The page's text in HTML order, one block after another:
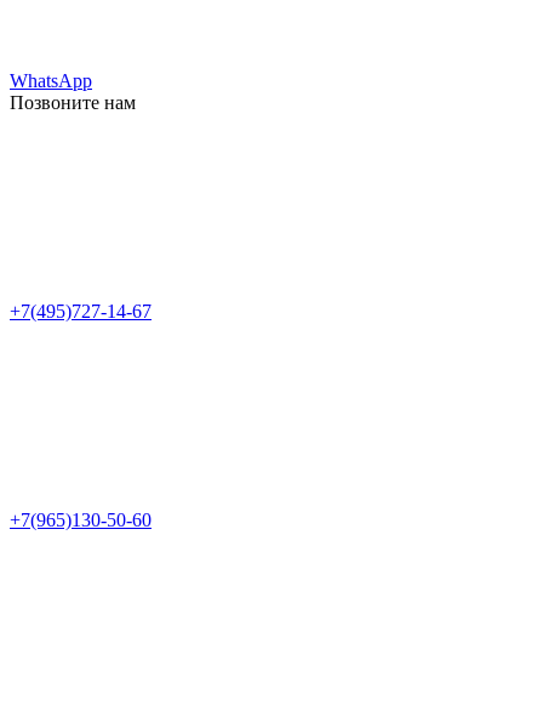
WhatsApp
Позвоните нам
+7(495)727-14-67
+7(965)130-50-60